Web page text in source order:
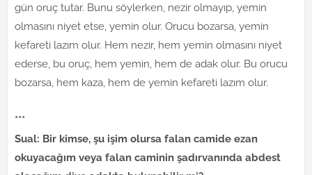
gün oruç tutar. Bunu söylerken, nezir olmayıp, yemin
olmasını niyet etse, yemin olur. Orucu bozarsa, yemin
kefareti lazım olur. Hem nezir, hem yemin olmasını niyet
ederse, bu oruç, hem yemin, hem de adak olur. Bu orucu
bozarsa, hem kaza, hem de yemin kefareti lazım olur.
***
Sual: Bir kimse, şu işim olursa falan camide ezan
okuyacağım veya falan caminin şadırvanında abdest